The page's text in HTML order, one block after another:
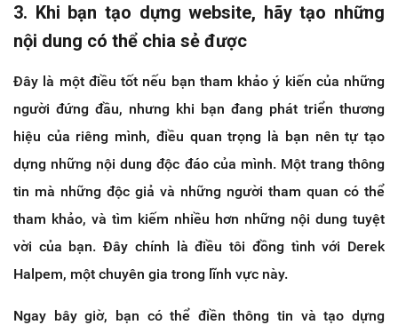
3. Khi bạn tạo dựng website, hãy tạo những
nội dung có thể chia sẻ được
Đây là một điều tốt nếu bạn tham khảo ý kiến của những
người đứng đầu, nhưng khi bạn đang phát triển thương
hiệu của riêng mình, điều quan trọng là bạn nên tự tạo
dựng những nội dung độc đáo của mình. Một trang thông
tin mà những độc giả và những người tham quan có thể
tham khảo, và tìm kiếm nhiều hơn những nội dung tuyệt
vời của bạn. Đây chính là điều tôi đồng tình với Derek
Halpem, một chuyên gia trong lĩnh vực này.
Ngay bây giờ, bạn có thể điền thông tin và tạo dựng